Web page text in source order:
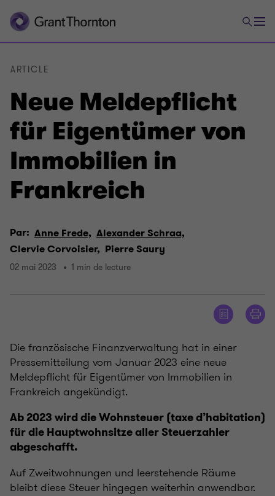
Neue Meldepflicht
für Eigentümer von
Immobilien in
Frankreich
ARTICLE
Par: Anne Frede, Alexander Schraa,
Clervie Corvoisier, Pierre Saury
02 mai 2023 1 min de lecture
Die französische Finanzverwaltung hat in einer
Pressemitteilung vom Januar 2023 eine neue
Meldepflicht für Eigentümer von Immobilien in
Frankreich angekündigt.
Ab 2023 wird die Wohnsteuer (taxe d’habitation)
für die Hauptwohnsitze aller Steuerzahler
abgeschafft.
Auf Zweitwohnungen und leerstehende Räume
bleibt diese Steuer hingegen weiterhin anwendbar.